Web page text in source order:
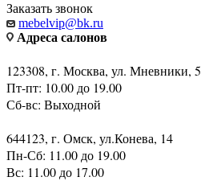
Заказать звонок
mebelvip@bk.ru
Адреса салонов
123308, г. Москва, ул. Мневники, 5
Пт-пт: 10.00 до 19.00
Сб-вс: Выходной
644123, г. Омск, ул.Конева, 14
Пн-Сб: 11.00 до 19.00
Вс: 11.00 до 17.00